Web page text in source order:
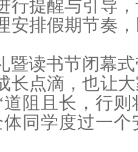
行提醒与引导
安排假期节奏
暨读书节闭幕
长点滴，也让
阻且长，行
同学度过一